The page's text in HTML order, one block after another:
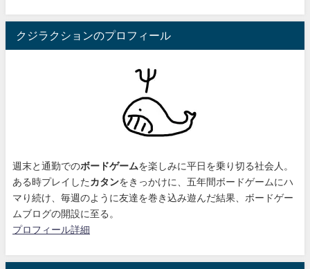
クジラクションのプロフィール
週末と通勤でのボードゲームを楽しみに平日を乗り切る社会人。
ある時プレイした カタンをきっかけに、 五年間ボードゲームにハ
マり続け 、毎週のように友達を巻き込み遊んだ結果、ボードゲー
ムブログの開設に至る。
プロフィール詳細